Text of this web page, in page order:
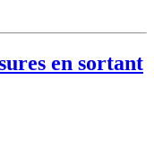
en sortant